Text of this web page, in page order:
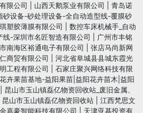
限公司 山西天鹅泵业有限公司
青岛诺
砂设备-砂处理设备-全自动造型线-覆膜砂
塑胶薄膜有限公司
数控车床机械手_自动
线-深圳市名匠智造有限公司
广州市丰铭
南海区裕通电子有限公司
张店马尚新网
商贸有限公司
河北省阜城县县城东霞光
工程有限公司
石家庄聚兴网络科技有限
卉果苗基地-益阳果苗|益阳花卉苗木|益阳
昆山市玉山镇磊亿物资回收站_废旧金属、
山市玉山镇磊亿物资回收站
江西梵思文
嘉豪智能科技有限公司 天津亚基投资有